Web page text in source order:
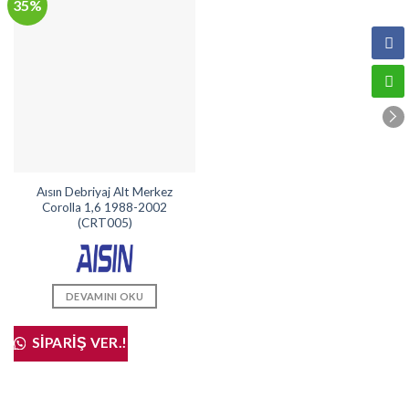
35%
Aısın Debriyaj Alt Merkez
Corolla 1,6 1988-2002
(CRT005)
DEVAMINI OKU
SIPARIŞ VER.!